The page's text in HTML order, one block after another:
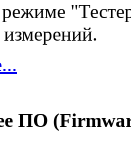
режиме
ПО